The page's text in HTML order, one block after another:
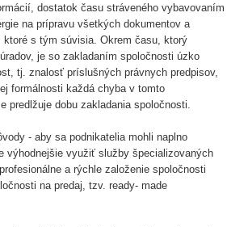
dostatok času stráveného vybavovaním
na prípravu všetkých dokumentov a
s tým súvisia. Okrem času, ktorý
je so zakladaním spoločnosti úzko
tj. znalosť príslušných právnych predpisov,
formálnosti každá chyba v tomto
predlžuje dobu zakladania spoločnosti.
- aby sa podnikatelia mohli naplno
výhodnejšie využiť služby špecializovaných
a rýchle založenie spoločnosti
na predaj, tzv. ready- made